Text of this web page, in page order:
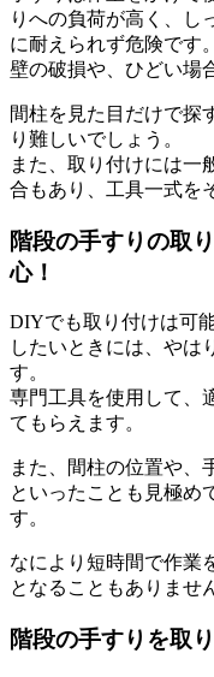
りへの負荷が高く、し
に耐えられず危険です。
壁の破損や、ひどい場
間柱を見た目だけで探
り難しいでしょう。
また、取り付けには一
合もあり、工具一式を
階段の手すりの取
心！
DIYでも取り付けは可
したいときには、やは
す。
専門工具を使用して、
てもらえます。
また、間柱の位置や、
といったことも見極め
す。
なにより短時間で作業
となることもありませ
階段の手すりを取